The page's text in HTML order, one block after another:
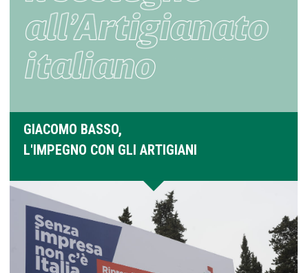
GIACOMO BASSO,
L'IMPEGNO CON GLI ARTIGIANI